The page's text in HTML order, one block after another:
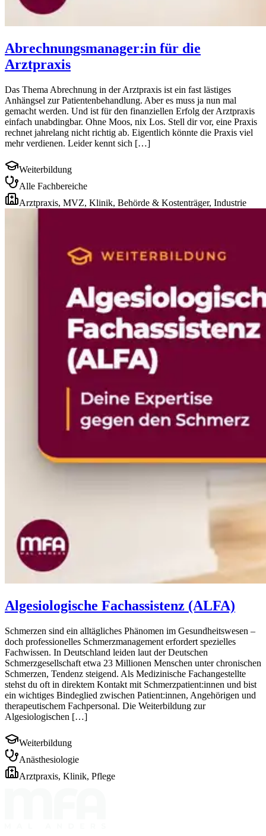
Abrechnungsmanager:in für die
Arztpraxis
Das Thema Abrechnung in der Arztpraxis ist ein fast lästiges
Anhängsel zur Patientenbehandlung. Aber es muss ja nun mal
gemacht werden. Und ist für den finanziellen Erfolg der Arztpraxis
einfach unabdingbar. Ohne Moos, nix Los. Stell dir vor, eine Praxis
rechnet jahrelang nicht richtig ab. Eigentlich könnte die Praxis viel
mehr verdienen. Leider kennt sich […]
Weiterbildung
Alle Fachbereiche
Arztpraxis, MVZ, Klinik, Behörde & Kostenträger, Industrie
Algesiologische Fachassistenz (ALFA)
Schmerzen sind ein alltägliches Phänomen im Gesundheitswesen –
doch professionelles Schmerzmanagement erfordert spezielles
Fachwissen. In Deutschland leiden laut der Deutschen
Schmerzgesellschaft etwa 23 Millionen Menschen unter chronischen
Schmerzen, Tendenz steigend. Als Medizinische Fachangestellte
stehst du oft in direktem Kontakt mit Schmerzpatient:innen und bist
ein wichtiges Bindeglied zwischen Patient:innen, Angehörigen und
therapeutischem Fachpersonal. Die Weiterbildung zur
Algesiologischen […]
Weiterbildung
Anästhesiologie
Arztpraxis, Klinik, Pflege